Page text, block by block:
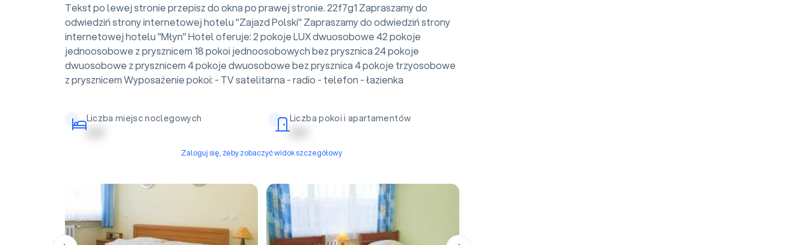
Tekst po lewej stronie przepisz do okna po prawej stronie. 22f7g1 Zapraszamy do
odwiedziń strony internetowej hotelu "Zajazd Polski" Zapraszamy do odwiedziń strony
internetowej hotelu "Młyn" Hotel oferuje: 2 pokoje LUX dwuosobowe 42 pokoje
jednoosobowe z prysznicem 18 pokoi jednoosobowych bez prysznica 24 pokoje
dwuosobowe z prysznicem 4 pokoje dwuosobowe bez prysznica 4 pokoje trzyosobowe
z prysznicem Wyposażenie pokoi: - TV satelitarna - radio - telefon - łazienka
Liczba miejsc noclegowych
| | | | |
Liczba pokoi i apartamentów
| | | | |
Zaloguj się, żeby zobaczyć widok szczegółowy